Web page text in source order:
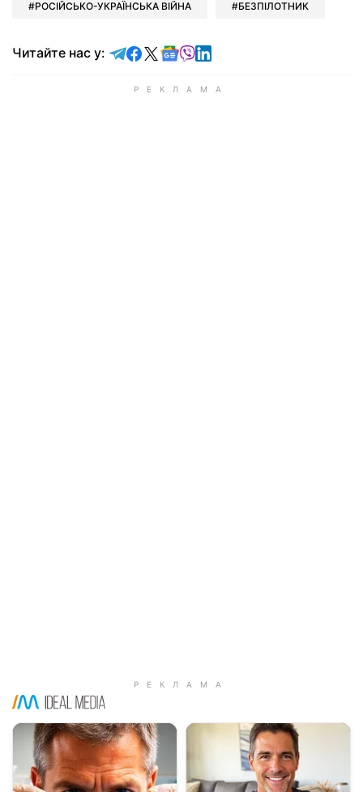
РОСІЙСЬКО-УКРАЇНСЬКА ВІЙНА БЕЗПІЛОТНИК
Читайте нас у: Читайте у Telegram
Читайте у Facebook
Читайте у X
Читайте у Google news
Читайте у Viber
Читайте у LinkedIn